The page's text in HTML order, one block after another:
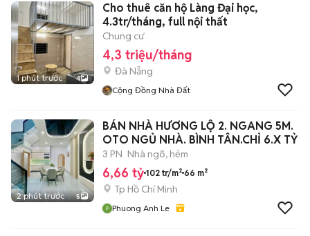
1 phút trước 4
Cho thuê căn hộ Làng Đại học,
4.3tr/tháng, full nội thất
Chung cư
4,3 triệu/tháng
Đà Nẵng
Cộng Đồng Nhà Đất
2 phút trước 5
BÁN NHÀ HƯƠNG LỘ 2. NGANG 5M.
OTO NGỦ NHÀ. BÌNH TÂN.CHỈ 6.X TỶ
3 PN Nhà ngõ, hẻm
6,66 tỷ 102 tr/m² 66 m²
Tp Hồ Chí Minh
Phuong Anh Le